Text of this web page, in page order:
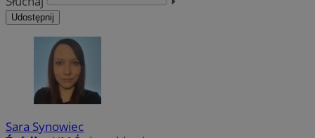
Udostępnij
Sara Synowiec